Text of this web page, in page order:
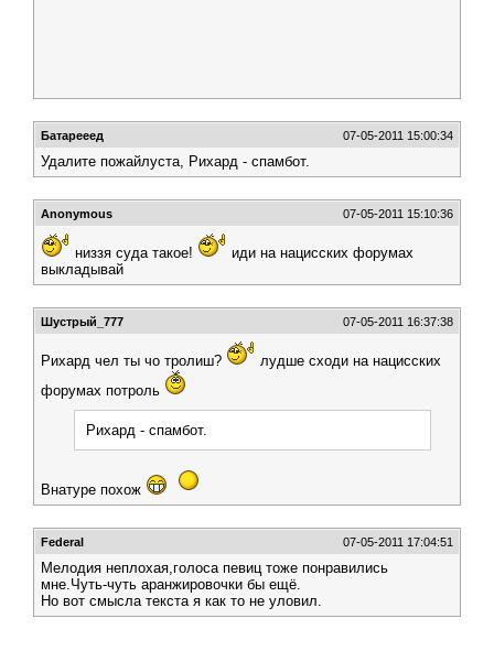
Батарееед 07-05-2011 15:00:34
Удалите пожайлуста, Рихард - спамбот.
Anonymous 07-05-2011 15:10:36
низзя суда такое!
иди на нацисских форумах
выкладывай
Шустрый_777 07-05-2011 16:37:38
Рихард чел ты чо тролиш?
лудше сходи на нацисских
форумах потроль
Рихард - спамбот.
Внатуре похож
Federal 07-05-2011 17:04:51
Мелодия неплохая,голоса певиц тоже понравились
мне.Чуть-чуть аранжировочки бы ещё.
Но вот смысла текста я как то не уловил.